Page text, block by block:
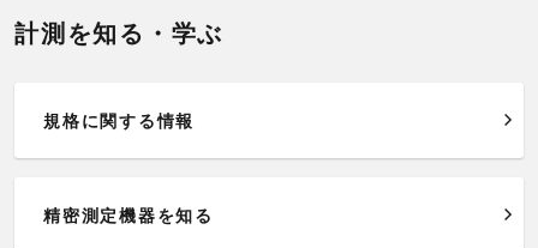
計測を知る・学ぶ
規格に関する情報
精密測定機器を知る